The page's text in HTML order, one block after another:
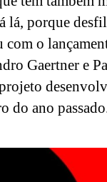
lá, porque
com o
Gaertner e
do ano